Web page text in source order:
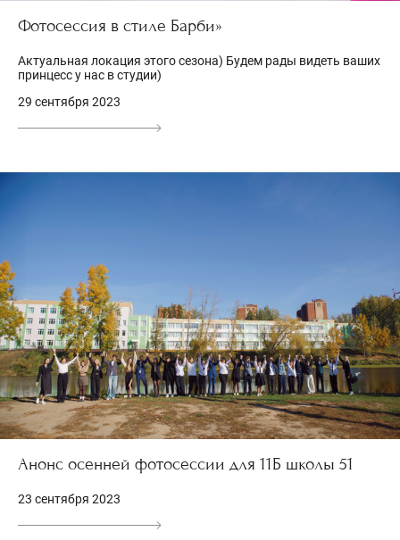
Фотосессия в стиле Барби»
Актуальная локация этого сезона) Будем рады видеть ваших
принцесс у нас в студии)
29 сентября 2023
Анонс осенней фотосессии для 11Б школы 51
23 сентября 2023